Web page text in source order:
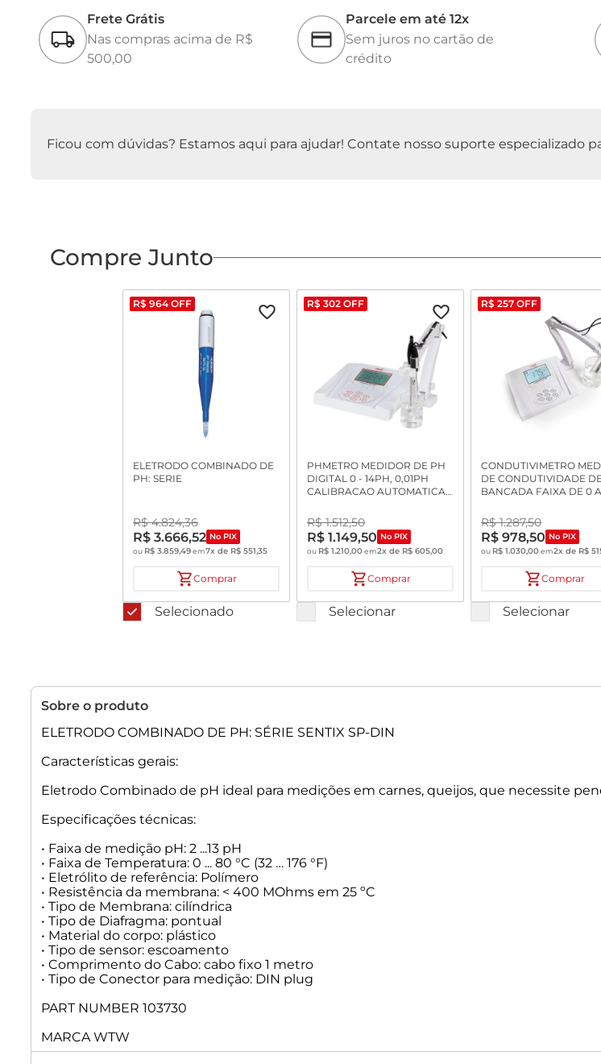
Frete Grátis
Nas compras acima de R$
500,00
Parcele em até 12x
Sem juros no cartão de
crédito
Ficou com dúvidas? Estamos aqui para ajudar! Contate nosso suporte especializado
Compre Junto
R$ 964 OFF
ELETRODO COMBINADO DE
PH: SERIE
R$ 4.824,36
R$ 3.666,52 No PIX
ou R$ 3.859,49em7x de R$ 551,35
Comprar
Selecionado
R$ 302 OFF
PHMETRO MEDIDOR DE PH
DIGITAL 0 - 14PH, 0,01PH
CALIBRACAO AUTOMATICA
VIDRO JUNTA EM TEFLON
ME-005 E SUPORTE
R$ 1.512,50
R$ 1.149,50 No PIX
ou R$ 1.210,00em2x de R$ 605,00
Comprar
Selecionar
R$ 257 OFF
CONDUTIVIMETRO
DE CONDUTIVIDADE
BANCADA FAIXA DE 0
CELULA
R$ 1.287,50
R$ 978,50 No PIX
ou R$ 1.030,00em2x de R$
Comprar
Selecionar
Sobre o produto
ELETRODO COMBINADO DE PH: SÉRIE SENTIX SP-DIN
Características gerais:
Eletrodo Combinado de pH ideal para medições em carnes, queijos, que necessite
Especificações técnicas:
• Faixa de medição pH: 2 ...13 pH
• Faixa de Temperatura: 0 ... 80 °C (32 … 176 °F)
• Eletrólito de referência: Polímero
• Resistência da membrana: < 400 MOhms em 25 ºC
• Tipo de Membrana: cilíndrica
• Tipo de Diafragma: pontual
• Material do corpo: plástico
• Tipo de sensor: escoamento
• Comprimento do Cabo: cabo fixo 1 metro
• Tipo de Conector para medição: DIN plug
PART NUMBER 103730
MARCA WTW